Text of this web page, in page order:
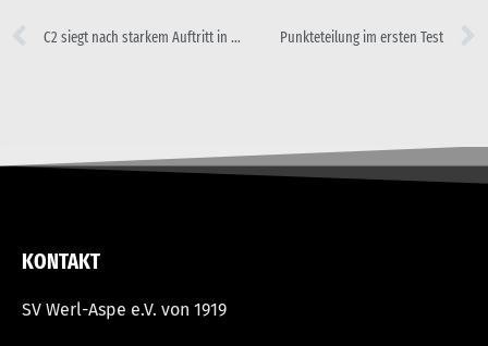
C2 siegt nach starkem Auftritt in Stemwede Punkteteilung im ersten Test
KONTAKT
SV Werl-Aspe e.V. von 1919